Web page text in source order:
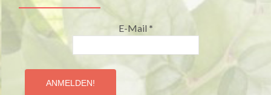
E-Mail *